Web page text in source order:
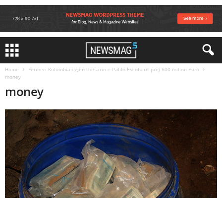
Home
Fermeri Kolumbian gjen thesarin e Pablo Escobarit prej 600 milion Euro
money
money